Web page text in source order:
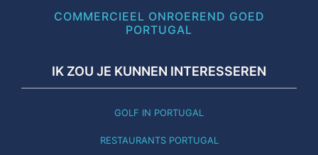
COMMERCIEEL ONROEREND GOED
PORTUGAL
IK ZOU JE KUNNEN INTERESSEREN
GOLF IN PORTUGAL
RESTAURANTS PORTUGAL